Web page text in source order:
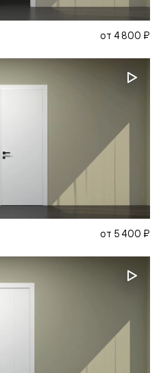
от 4 800 ₽
от 5 400 ₽